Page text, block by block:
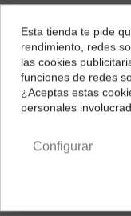
Auriculares
Bluetooth
Marca: XIAOMI
32,00 €
✓ Vendedor de
¿Dónde
Selecciona tu
Esta tienda te pide
rendimiento, redes
las cookies
funciones de redes
¿Aceptas estas
personales
Configurar